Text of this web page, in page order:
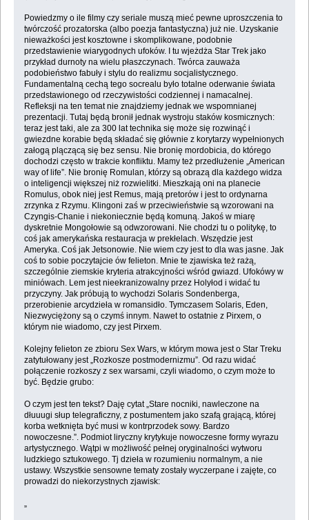
Powiedzmy o ile filmy czy seriale muszą mieć pewne uproszczenia to
twórczość prozatorska (albo poezja fantastyczna) już nie. Uzyskanie
nieważkości jest kosztowne i skomplikowane, podobnie
przedstawienie wiarygodnych ufoków. I tu wjeżdża Star Trek jako
przykład durnoty na wielu płaszczynach. Twórca zauważa
podobieństwo fabuły i stylu do realizmu socjalistycznego.
Fundamentalną cechą tego socrealu było totalne oderwanie świata
przedstawionego od rzeczywistości codziennej i namacalnej.
Refleksji na ten temat nie znajdziemy jednak we wspomnianej
prezentacji. Tutaj będą bronił jednak wystroju staków kosmicznych:
teraz jest taki, ale za 300 lat technika się może się rozwinąć i
gwiezdne korabie będą składać się głównie z korytarzy wypełnionych
załogą plączącą się bez sensu. Nie bronię mordobicia, do którego
dochodzi często w trakcie konfliktu. Mamy też przedłużenie „American
way of life”. Nie bronię Romulan, którzy są obrazą dla każdego widza
o inteligencji większej niż rozwielitki. Mieszkają oni na planecie
Romulus, obok niej jest Remus, mają pretorów i jest to ordynarna
zrzynka z Rzymu. Klingoni zaś w przeciwieństwie są wzorowani na
Czyngis-Chanie i niekoniecznie będą komuną. Jakoś w miarę
dyskretnie Mongołowie są odwzorowani. Nie chodzi tu o politykę, to
coś jak amerykańska restauracja w prekłelach. Wszędzie jest
Ameryka. Coś jak Jetsonowie. Nie wiem czy jest to dla was jasne. Jak
coś to sobie poczytajcie ów felieton. Mnie te zjawiska też rażą,
szczególnie ziemskie kryteria atrakcyjności wśród gwiazd. Ufokówy w
miniówach. Lem jest nieekranizowalny przez Holyłod i widać tu
przyczyny. Jak próbują to wychodzi Solaris Sondenberga,
przerobienie arcydzieła w romansidło. Tymczasem Solaris, Eden,
Niezwyciężony są o czymś innym. Nawet to ostatnie z Pirxem, o
którym nie wiadomo, czy jest Pirxem.
Kolejny felieton ze zbioru Sex Wars, w którym mowa jest o Star Treku
zatytułowany jest „Rozkosze postmodernizmu”. Od razu widać
połączenie rozkoszy z sex warsami, czyli wiadomo, o czym może to
być. Będzie grubo:
O czym jest ten tekst? Daję cytat „Stare nocniki, nawleczone na
dłuuugi słup telegraficzny, z postumentem jako szafą grającą, której
korba wetknięta być musi w kontrprzodek sowy. Bardzo
nowoczesne.”. Podmiot liryczny krytykuje nowoczesne formy wyrazu
artystycznego. Wątpi w możliwość pełnej oryginalności wytworu
ludzkiego sztukowego. Tj dzieła w rozumieniu normalnym, a nie
ustawy. Wszystkie sensowne tematy zostały wyczerpane i zajęte, co
prowadzi do niekorzystnych zjawisk:
„